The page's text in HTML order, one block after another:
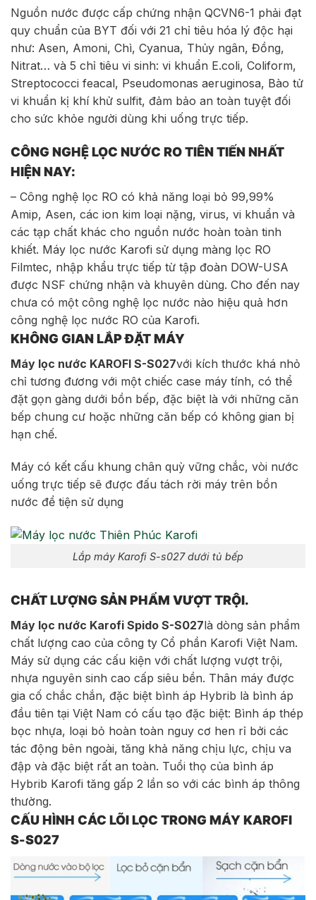
Nguồn nước được cấp chứng nhận QCVN6-1 phải đạt
quy chuẩn của BYT đối với 21 chỉ tiêu hóa lý độc hại
như: Asen, Amoni, Chì, Cyanua, Thủy ngân, Đồng,
Nitrat… và 5 chỉ tiêu vi sinh: vi khuẩn E.coli, Coliform,
Streptococci feacal, Pseudomonas aeruginosa, Bào tử
vi khuẩn kị khí khử sulfit, đảm bảo an toàn tuyệt đối
cho sức khỏe người dùng khi uống trực tiếp.
CÔNG NGHỆ LỌC NƯỚC RO TIÊN TIẾN NHẤT
HIỆN NAY:
– Công nghệ lọc RO có khả năng loại bỏ 99,99%
Amip, Asen, các ion kim loại nặng, virus, vi khuẩn và
các tạp chất khác cho nguồn nước hoàn toàn tinh
khiết. Máy lọc nước Karofi sử dụng màng lọc RO
Filmtec, nhập khẩu trực tiếp từ tập đoàn DOW-USA
được NSF chứng nhận và khuyên dùng. Cho đến nay
chưa có một công nghệ lọc nước nào hiệu quả hơn
công nghệ lọc nước RO của Karofi.
KHÔNG GIAN LẮP ĐẶT MÁY
Máy lọc nước KAROFI S-S027với kích thước khá nhỏ
chỉ tương đương với một chiếc case máy tính, có thể
đặt gọn gàng dưới bồn bếp, đặc biệt là với những căn
bếp chung cư hoặc những căn bếp có không gian bị
hạn chế.
Máy có kết cấu khung chân quỳ vững chắc, vòi nước
uống trực tiếp sẽ được đấu tách rời máy trên bồn
nước để tiện sử dụng
Lắp máy Karofi S-s027 dưới tủ bếp
CHẤT LƯỢNG SẢN PHẨM VƯỢT TRỘI.
Máy lọc nước Karofi Spido S-S027là dòng sản phẩm
chất lượng cao của công ty Cổ phần Karofi Việt Nam.
Máy sử dụng các cấu kiện với chất lượng vượt trội,
nhựa nguyên sinh cao cấp siêu bền. Thân máy được
gia cố chắc chắn, đặc biệt bình áp Hybrib là bình áp
đầu tiên tại Việt Nam có cấu tạo đặc biệt: Bình áp thép
bọc nhựa, loại bỏ hoàn toàn nguy cơ hen rỉ bởi các
tác động bên ngoài, tăng khả năng chịu lực, chịu va
đập và đặc biệt rất an toàn. Tuổi thọ của bình áp
Hybrib Karofi tăng gấp 2 lần so với các bình áp thông
thường.
CẤU HÌNH CÁC LÕI LỌC TRONG MÁY KAROFI
S-S027